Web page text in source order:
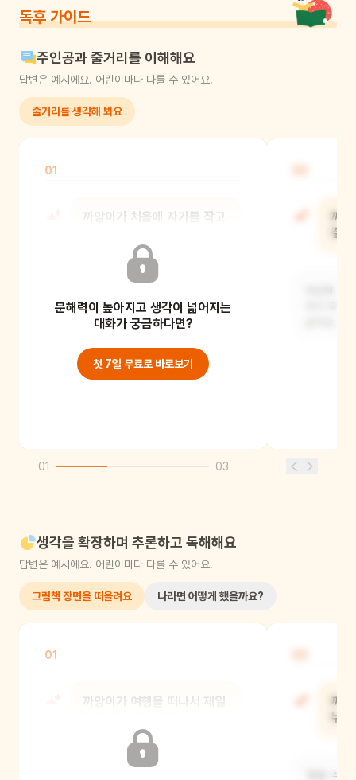
독후 가이드
주인공과 줄거리를 이해해요
답변은 예시에요. 어린이마다 다를 수 있어요.
줄거리를 생각해 봐요
01
까망이가 처음에 자기를 작고
아마도 친구들의 겉모습만 보고
비교했기 때문일 거예요. 고양이의
문해력이 높아지고 생각이 넓어지는
대화가 궁금하다면?
첫 7일 무료로 바로보기
까
결
자기 자신
01 03
생각을 확장하며 추론하고 독해해요
답변은 예시에요. 어린이마다 다를 수 있어요.
그림책 장면을 떠올려요 나라면 어떻게 했을까요?
01
까망이가 여행을 떠나서 제일
까
누
'들을 수